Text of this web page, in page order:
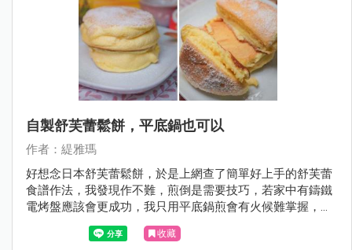
自製舒芙蕾鬆餅，平底鍋也可以
作者：緹雅瑪
好想念日本舒芙蕾鬆餅，於是上網查了簡單好上手的舒芙蕾
食譜作法，我發現作不難，煎倒是需要技巧，若家中有鑄鐵
電烤盤應該會更成功，我只用平底鍋煎會有火候難掌握，會
造成部份微焦的色不均問題！！不選大約作到第3次，只要
小小火煎控制得好，就能煎得很美了。
收藏